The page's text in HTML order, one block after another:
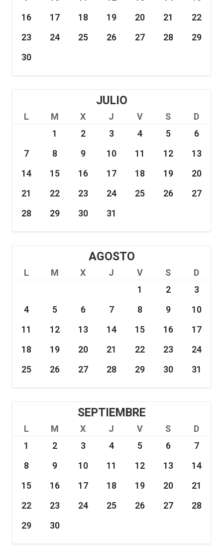
16
17 18 19 20 21
22
23
24 25 26 27 28
29
30
JULIO
L M X J V S
D
1
2 3 4 5
6
7
8 9 10 11 12
13
14
15 16 17 18 19
20
21
22 23 24 25 26
27
28
29 30 31
AGOSTO
L M X J V S
D
1
2
3
4
5 6 7 8 9
10
11
12 13 14 15 16
17
18
19 20 21 22 23
24
25
26 27 28 29 30 31
SEPTIEMBRE
L M X J V S
D
1
2 3 4 5 6
7
8
9 10 11 12 13
14
15
16 17 18 19 20
21
22
23 24 25 26 27
28
29
30